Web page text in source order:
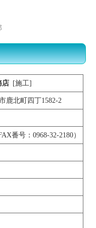
店 [施工]
鹿北町四丁1582-2
番号：0968-32-2180）